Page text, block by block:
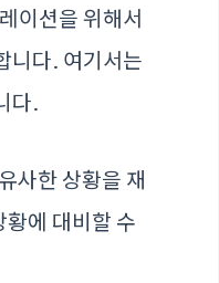
이션을 위해서
니다. 여기서는
다.
사한 상황을 재
에 대비할 수